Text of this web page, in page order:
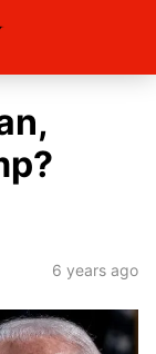
6 years ago